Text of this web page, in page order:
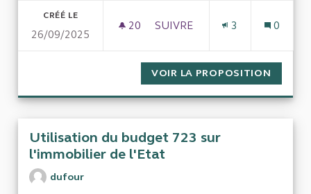
CRÉÉ LE
26/09/2025
20 20 ABONNÉS
SUIVRE
3 0
VOIR LA PROPOSITION
Utilisation du budget 723 sur
l'immobilier de l'Etat
dufour